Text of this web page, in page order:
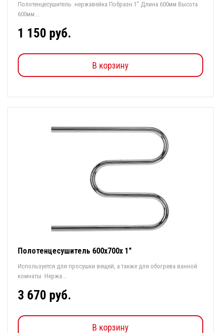
Полотенцесушитель нержавейка Побразн.1" Длина 600мм Высота
600мм...
1 150 руб.
В корзину
Полотенцесушитель 600х700х 1"
Используется для просушки вещей, а также для обогрева ванной
комнаты Нержа...
3 670 руб.
В корзину